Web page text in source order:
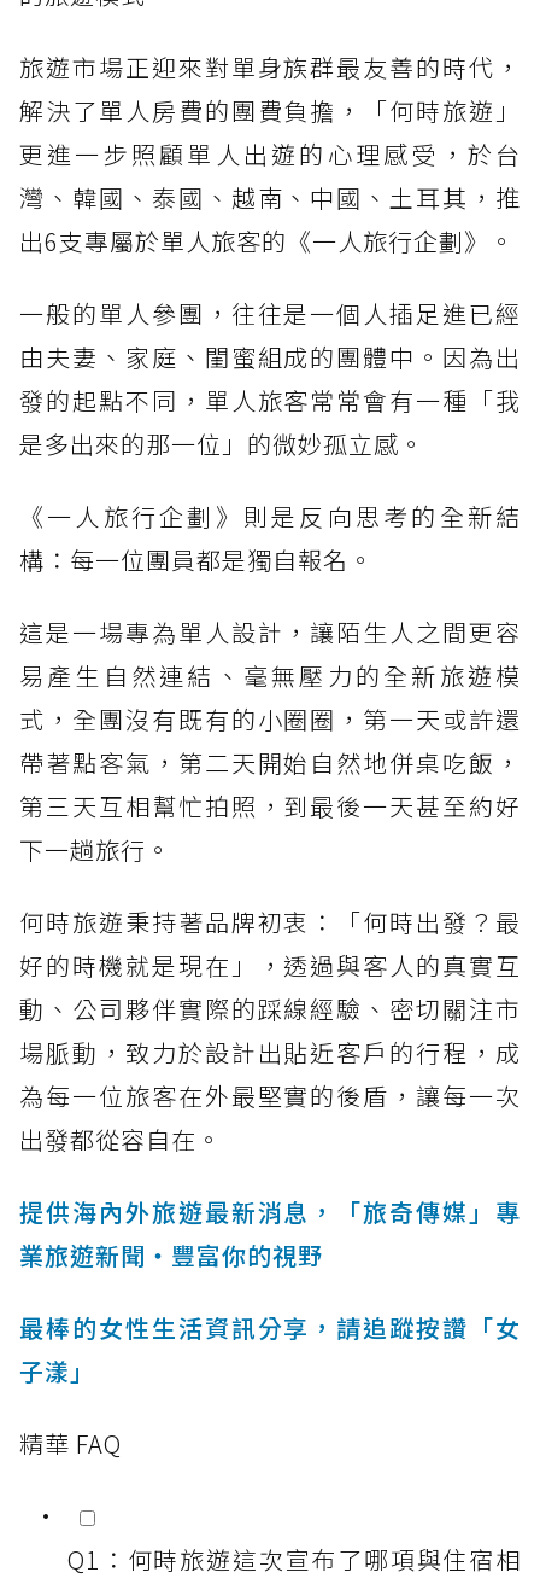
旅遊市場正迎來對單身族群最友善的時代，
解決了單人房費的團費負擔，「何時旅遊」
更進一步照顧單人出遊的心理感受，於台
灣、韓國、泰國、越南、中國、土耳其，推
出6支專屬於單人旅客的《一人旅行企劃》。
一般的單人參團，往往是一個人插足進已經
由夫妻、家庭、閨蜜組成的團體中。因為出
發的起點不同，單人旅客常常會有一種「我
是多出來的那一位」的微妙孤立感。
《一人旅行企劃》則是反向思考的全新結
構：每一位團員都是獨自報名。
這是一場專為單人設計，讓陌生人之間更容
易產生自然連結、毫無壓力的全新旅遊模
式，全團沒有既有的小圈圈，第一天或許還
帶著點客氣，第二天開始自然地併桌吃飯，
第三天互相幫忙拍照，到最後一天甚至約好
下一趟旅行。
何時旅遊秉持著品牌初衷：「何時出發？最
好的時機就是現在」，透過與客人的真實互
動、公司夥伴實際的踩線經驗、密切關注市
場脈動，致力於設計出貼近客戶的行程，成
為每一位旅客在外最堅實的後盾，讓每一次
出發都從容自在。
提供海內外旅遊最新消息，「旅奇傳媒」專
業旅遊新聞‧豐富你的視野
最棒的女性生活資訊分享，請追蹤按讚「女
子漾」
精華 FAQ
Q1：何時旅遊這次宣布了哪項與住宿相